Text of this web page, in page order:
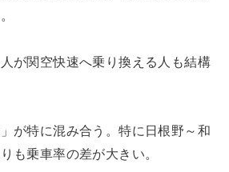
が関空快速へ乗り換える人も結構
が特に混み合う。特に日根野～和
も乗車率の差が大きい。